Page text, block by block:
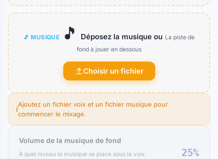
🎵 MUSIQUE 🎵 Déposez la musique ou La piste de
fond à jouer en dessous
Choisir un fichier
ℹ️Ajoutez un fichier voix et un fichier musique pour
commencer le mixage.
Volume de la musique de fond
À quel niveau la musique se place sous la voix 25%